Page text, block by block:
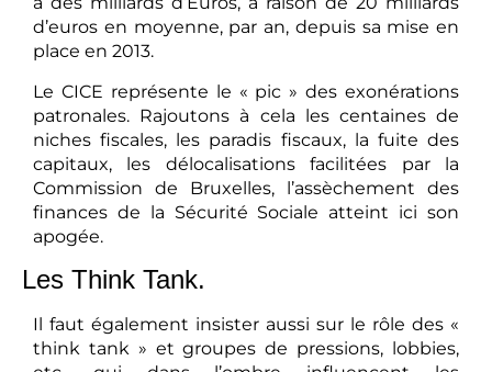
à des milliards d’Euros, à raison de 20 milliards
d’euros en moyenne, par an, depuis sa mise en
place en 2013.
Le CICE représente le « pic » des exonérations
patronales. Rajoutons à cela les centaines de
niches fiscales, les paradis fiscaux, la fuite des
capitaux, les délocalisations facilitées par la
Commission de Bruxelles, l’assèchement des
finances de la Sécurité Sociale atteint ici son
apogée.
Les Think Tank.
Il faut également insister aussi sur le rôle des «
think tank » et groupes de pressions, lobbies,